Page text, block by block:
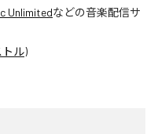
Unlimitedなどの音楽配信サ
ル)